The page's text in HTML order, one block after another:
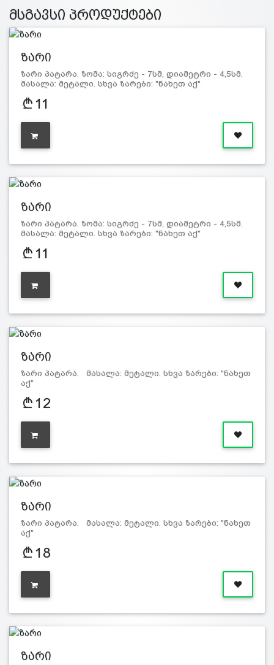
მსგავსი პროდუქტები
ზარი
ზარი პატარა. ზომა: სიგრძე - 7სმ, დიამეტრი - 4,5სმ.
მასალა: მეტალი. სხვა ზარები: "ნახეთ აქ"
11
ზარი
ზარი პატარა. ზომა: სიგრძე - 7სმ, დიამეტრი - 4,5სმ.
მასალა: მეტალი. სხვა ზარები: "ნახეთ აქ"
11
ზარი
ზარი პატარა. მასალა: მეტალი. სხვა ზარები: "ნახეთ
აქ"
12
ზარი
ზარი პატარა. მასალა: მეტალი. სხვა ზარები: "ნახეთ
აქ"
18
ზარი